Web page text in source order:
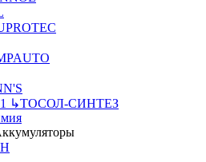
↳ТОСОЛ-СИНТЕЗ